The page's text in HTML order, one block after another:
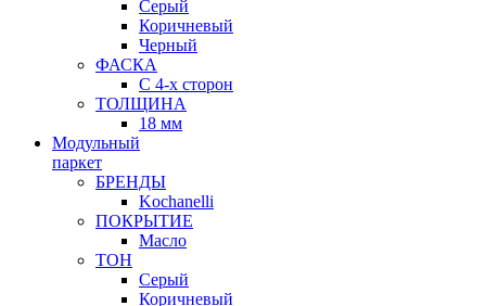
Серый
Коричневый
Черный
ФАСКА
С 4-х сторон
ТОЛЩИНА
18 мм
Модульный
паркет
БРЕНДЫ
Kochanelli
ПОКРЫТИЕ
Масло
ТОН
Серый
Коричневый